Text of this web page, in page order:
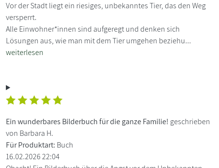
Vor der Stadt liegt ein riesiges, unbekanntes Tier, das den Weg
versperrt.
Alle Einwohner*innen sind aufgeregt und denken sich
Lösungen aus, wie man mit dem Tier umgehen beziehu...
weiterlesen
Ein wunderbares Bilderbuch für die ganze Familie! geschrieben
von Barbara H.
Für Produktart: Buch
16.02.2026 22:04